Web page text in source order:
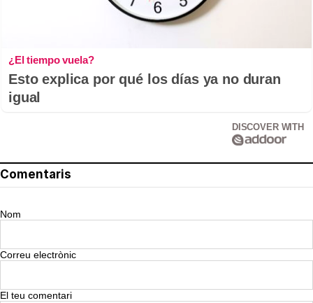
¿El tiempo vuela?
Esto explica por qué los días ya no duran
igual
DISCOVER WITH
Comentaris
Nom
Correu electrònic
El teu comentari